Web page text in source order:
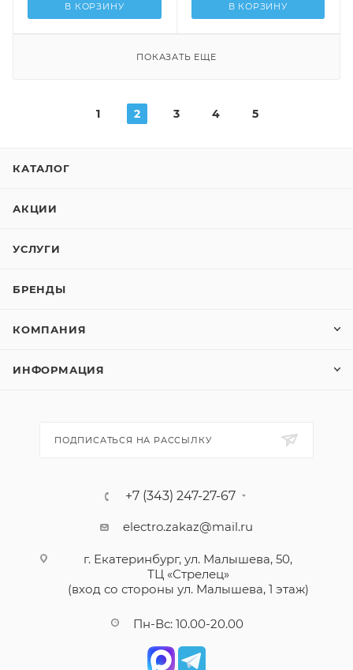
В КОРЗИНУ В КОРЗИНУ
ПОКАЗАТЬ ЕЩЕ
1 2 3 4 5
КАТАЛОГ
АКЦИИ
УСЛУГИ
БРЕНДЫ
КОМПАНИЯ
ИНФОРМАЦИЯ
ПОДПИСАТЬСЯ НА РАССЫЛКУ
+7 (343) 247-27-67
electro.zakaz@mail.ru
г. Екатеринбург, ул. Малышева, 50,
ТЦ «Стрелец»
(вход со стороны ул. Малышева, 1 этаж)
Пн-Вс: 10.00-20.00